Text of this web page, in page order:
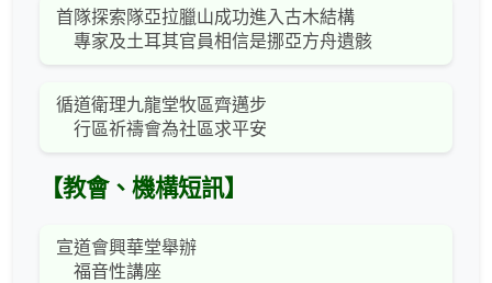
首隊探索隊亞拉臘山成功進入古木結構
專家及土耳其官員相信是挪亞方舟遺骸
循道衛理九龍堂牧區齊邁步
行區祈禱會為社區求平安
【教會、機構短訊】
宣道會興華堂舉辦
福音性講座